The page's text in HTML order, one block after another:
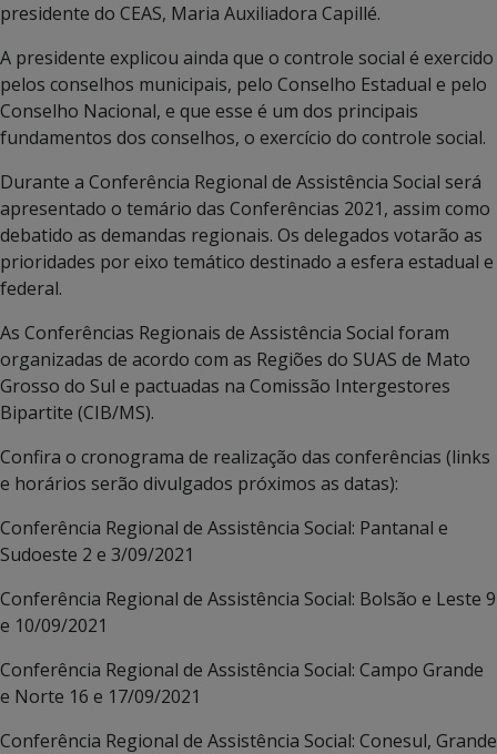
presidente do CEAS, Maria Auxiliadora Capillé.
A presidente explicou ainda que o controle social é exercido
pelos conselhos municipais, pelo Conselho Estadual e pelo
Conselho Nacional, e que esse é um dos principais
fundamentos dos conselhos, o exercício do controle social.
Durante a Conferência Regional de Assistência Social será
apresentado o temário das Conferências 2021, assim como
debatido as demandas regionais. Os delegados votarão as
prioridades por eixo temático destinado a esfera estadual e
federal.
As Conferências Regionais de Assistência Social foram
organizadas de acordo com as Regiões do SUAS de Mato
Grosso do Sul e pactuadas na Comissão Intergestores
Bipartite (CIB/MS).
Confira o cronograma de realização das conferências (links
e horários serão divulgados próximos as datas):
Conferência Regional de Assistência Social: Pantanal e
Sudoeste 2 e 3/09/2021
Conferência Regional de Assistência Social: Bolsão e Leste 9
e 10/09/2021
Conferência Regional de Assistência Social: Campo Grande
e Norte 16 e 17/09/2021
Conferência Regional de Assistência Social: Conesul, Grande